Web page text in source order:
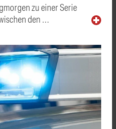
zu einer Serie
den …